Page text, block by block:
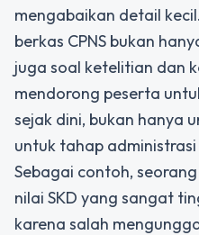
mengabaikan detail
berkas CPNS bukan
juga soal ketelitian dan
mendorong peserta
sejak dini, bukan hanya
untuk tahap
Sebagai contoh,
nilai SKD yang sangat
karena salah